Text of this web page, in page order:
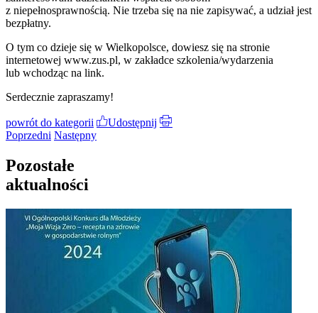
z niepełnosprawnością. Nie trzeba się na nie zapisywać, a udział jest
bezpłatny.
O tym co dzieje się w Wielkopolsce, dowiesz się na stronie
internetowej www.zus.pl, w zakładce szkolenia/wydarzenia
lub wchodząc na link.
Serdecznie zapraszamy!
powrót do kategorii
Udostępnij
Poprzedni Następny
Pozostałe
aktualności